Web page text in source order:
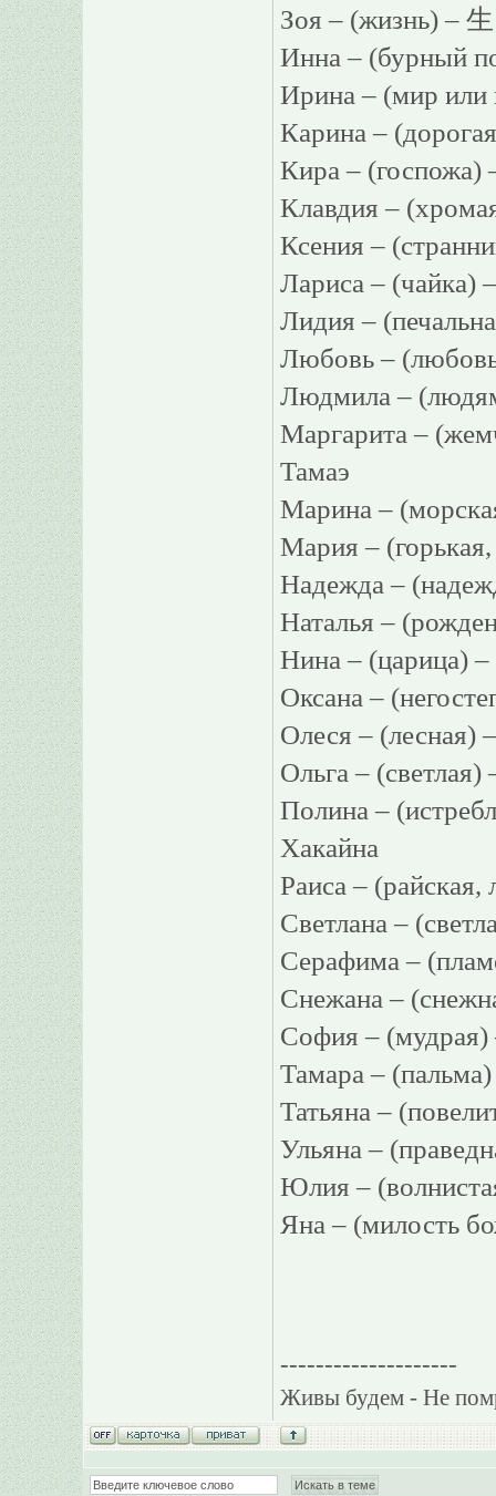
Зоя – (жизнь) –
Инна – (бурный
Ирина – (мир или
Карина –
Кира – (госпожа)
Клавдия –
Ксения –
Лариса – (чайка)
Лидия –
Любовь –
Людмила –
Маргарита –
Тамаэ
Марина –
Мария –
Надежда –
Наталья –
Нина – (царица)
Оксана –
Олеся – (лесная)
Ольга –
Полина –
Хакайна
Раиса –
Светлана –
Серафима –
Снежана –
София –
Тамара –
Татьяна –
Ульяна –
Юлия –
Яна – (милость
--------------------
Живы будем - Не